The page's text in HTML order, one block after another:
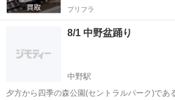
プリフラ
8/1 中野盆踊り
中野駅
夕方から四季の森公園(セントラルパーク)であ